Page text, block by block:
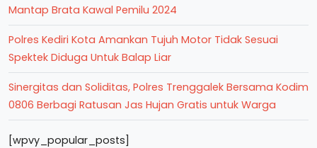
Mantap Brata Kawal Pemilu 2024
Polres Kediri Kota Amankan Tujuh Motor Tidak Sesuai
Spektek Diduga Untuk Balap Liar
Sinergitas dan Soliditas, Polres Trenggalek Bersama Kodim
0806 Berbagi Ratusan Jas Hujan Gratis untuk Warga
[wpvy_popular_posts]